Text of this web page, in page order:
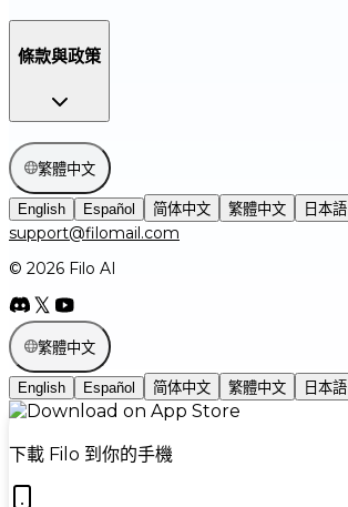
條款與政策
繁體中文
English Español 简体中文 繁體中文 日本語
support@filomail.com
© 2026 Filo AI
繁體中文
English Español 简体中文 繁體中文 日本語
下載 Filo 到你的手機